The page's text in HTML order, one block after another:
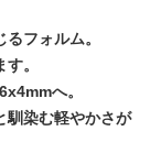
フォルム。
。
へ。
馴染む軽やかさが